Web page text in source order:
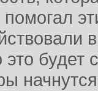
будет